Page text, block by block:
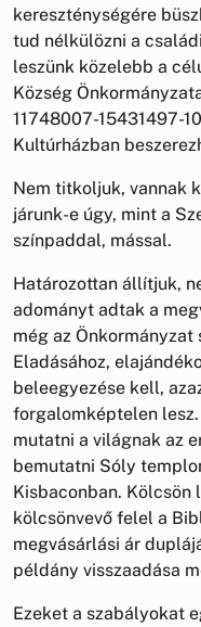
kereszténységére
tud nélkülözni a
leszünk közelebb a
Község
11748007-15431497-
Kultúrházban
Nem titkoljuk, vannak
járunk-e úgy, mint a
színpaddal, mással.
Határozottan állítjuk,
adományt adtak a
még az Önkormányzat
Eladásához,
beleegyezése kell,
forgalomképtelen
mutatni a világnak az
bemutatni Sóly
Kisbaconban.
kölcsönvevő felel a
megvásárlási ár
példány visszaadása
Ezeket a szabályokat